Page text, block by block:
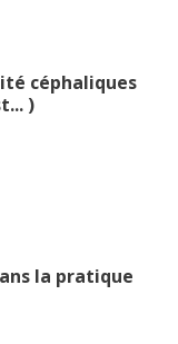
céphaliques
)
la pratique